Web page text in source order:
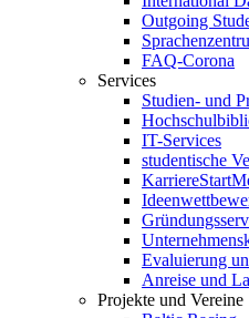
Outgoing
FAQ-Corona
Services
Studien- und
IT-Services
studentische
Evaluierung
Anreise und
Projekte und Vereine